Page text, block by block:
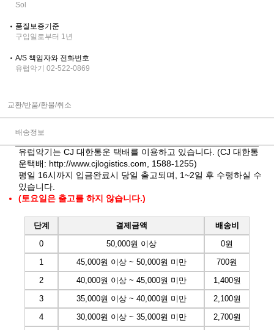
Sol
품질보증기준
구입일로부터 1년
A/S 책임자와 전화번호
유럽악기 02-522-0869
교환/반품/환불/취소
배송정보
유럽악기는 CJ 대한통운 택배를 이용하고 있습니다. (CJ 대한통
운택배: http://www.cjlogistics.com , 1588-1255)
평일 16시까지 입금완료시 당일 출고되며, 1~2일 후 수령하실 수
있습니다.
(토요일은 출고를 하지 않습니다.)
단계 결제금액
배송비
0
50,000원 이상
0원
1
45,000원 이상 ~ 50,000원 미만
700원
2
40,000원 이상 ~ 45,000원 미만
1,400원
3
35,000원 이상 ~ 40,000원 미만
2,100원
4
30,000원 이상 ~ 35,000원 미만
2,700원